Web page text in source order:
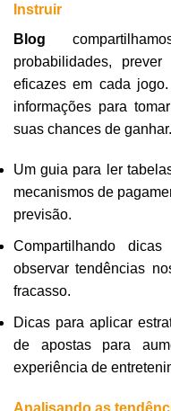
Instruir
Blog
probabilidades,
eficazes em cada
informações para
suas chances de ganhar.
Um guia para ler
mecanismos de
previsão.
Compartilhando
observar tendências
fracasso.
Dicas para aplicar
de apostas para
experiência de